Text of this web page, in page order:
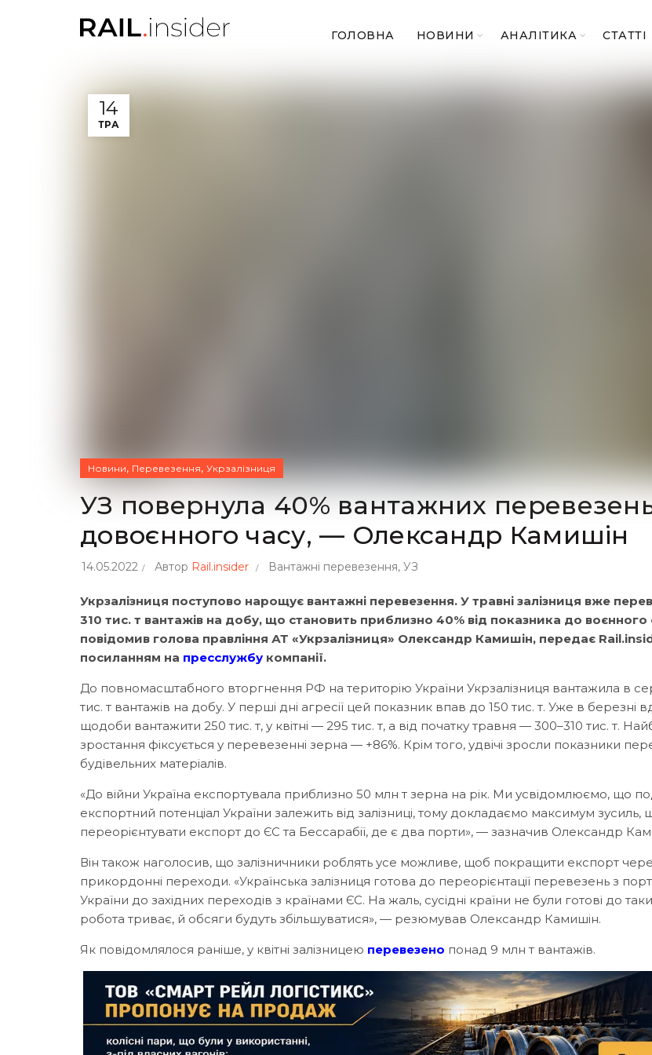
ГОЛОВНА НОВИНИ АНАЛІТИКА СТАТТІ
14
ТРА
Новини, Перевезення, Укрзалізниця
УЗ повернула 40% вантажних
довоєнного часу, — Олександр Камишін
14.05.2022 Автор Rail.insider Вантажні перевезення, УЗ
Укрзалізниця поступово нарощує вантажні перевезення. У травні залізниця вже
310 тис. т вантажів на добу, що становить приблизно 40% від показника до
повідомив голова правління АТ «Укрзалізниця» Олександр Камишін, передає
посиланням на пресслужбу компанії.
До повномасштабного вторгнення РФ на територію України Укрзалізниця вантажила в
тис. т вантажів на добу. У перші дні агресії цей показник впав до 150 тис. т. Уже в березні
щодоби вантажити 250 тис. т, у квітні — 295 тис. т, а від початку травня — 300–310 тис. т.
зростання фіксується у перевезенні зерна — +86%. Крім того, удвічі зросли показники
будівельних матеріалів.
«До війни Україна експортувала приблизно 50 млн т зерна на рік. Ми усвідомлюємо, що
експортний потенціал України залежить від залізниці, тому докладаємо максимум зусиль,
переорієнтувати експорт до ЄС та Бессарабії, де є два порти», — зазначив Олександр
Він також наголосив, що залізничники роблять усе можливе, щоб покращити експорт
прикордонні переходи. «Українська залізниця готова до переорієнтації перевезень з
України до західних переходів з країнами ЄС. На жаль, сусідні країни не були готові до
робота триває, й обсяги будуть збільшуватися», — резюмував Олександр Камишін.
Як повідомлялося раніше, у квітні залізницею перевезено понад 9 млн т вантажів.